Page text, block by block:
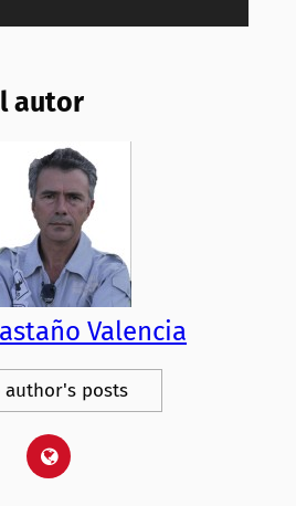
autor
Valencia
author's posts